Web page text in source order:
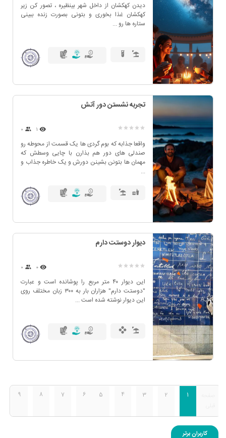
دیدن کهکشان از داخل شهر بینظیره ، تصور کن زیر
کهکشان غذا بخوری و بتونی بصورت زنده ببینی
ستاره ها رو ...
تجربه نشستن دور آتش
1
واقعا جذابه که بوم گردی ها یک قسمت از محوطه رو
صندلی های دور هم بذارن با چایی وسطش که
مهمان ها بتونن بشینن دورش و یک خاطره جذاب و
...
دیوار دوستت دارم
0
این دیوار ۴۰ متر مربع را پوشانده است و عبارت
"دوستت دارم" هزاران بار به ۳۰۰ زبان مختلف روی
این دیوار نوشته شده است ...
1
2
3
4
5
6
7
8
9
کاربران برتر